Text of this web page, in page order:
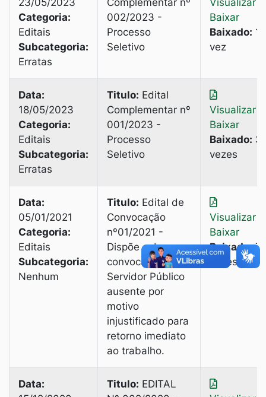
23/05/2023
Categoria:
Editais
Subcategoria:
Erratas
Complementar nº
002/2023 -
Processo
Seletivo
Visualizar
Baixar
Baixado: 1
vez
Data:
18/05/2023
Categoria:
Editais
Subcategoria:
Erratas
Titulo: Edital
Complementar nº
001/2023 -
Processo
Seletivo
Visualizar
Baixar
Baixado: 3
vezes
Data:
05/01/2021
Categoria:
Editais
Subcategoria:
Nenhum
Titulo: Edital de
Convocação
nº01/2021 -
Dispõe sobre a
convocação de
Servidor Público
ausente por
motivo
injustificado para
retorno imediato
ao trabalho.
Visualizar
Baixar
Baixado:7
vezes
Data:
Titulo: EDITAL